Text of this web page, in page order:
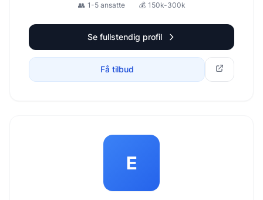
👥 1-5 ansatte 💰 150k-300k
Se fullstendig profil
Få tilbud
E